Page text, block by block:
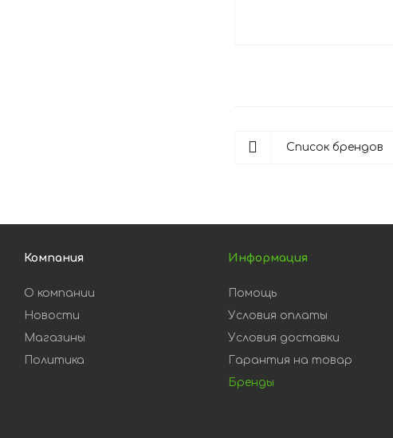
Список брендов
Компания
О компании
Новости
Магазины
Политика
Информация
Помощь
Условия оплаты
Условия доставки
Гарантия на товар
Бренды